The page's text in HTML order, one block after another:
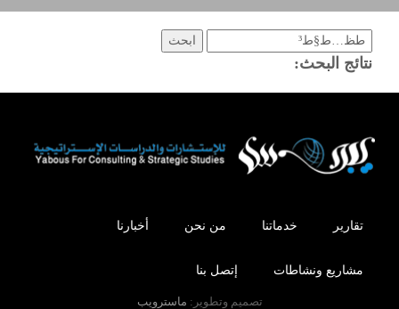
نتائج البحث:
تقارير خدماتنا من نحن أخبارنا
مشاريع ونشاطات إتصل بنا
تصميم وتطوير: ماسترويب